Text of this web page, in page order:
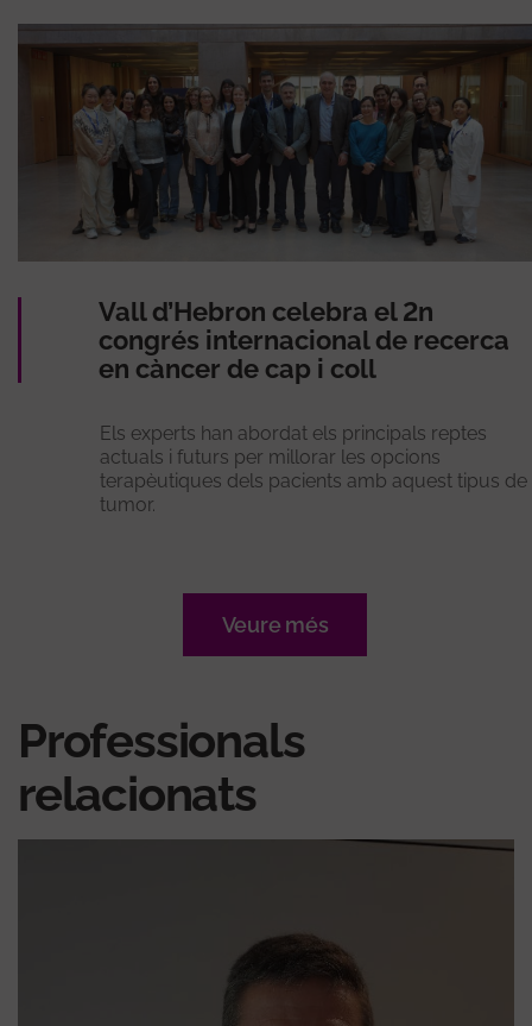
Vall d’Hebron celebra el 2n
congrés internacional de recerca
en càncer de cap i coll
Els experts han abordat els principals reptes
actuals i futurs per millorar les opcions
terapèutiques dels pacients amb aquest tipus de
tumor.
Veure més
Professionals
relacionats